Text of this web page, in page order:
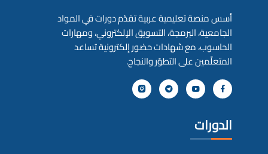
أسس منصة تعليمية عربية تقدّم دورات في المواد
الجامعية، البرمجة، التسويق الإلكتروني، ومهارات
الحاسوب، مع شهادات حضور إلكترونية تساعد
المتعلّمين على التطوّر والنجاح.
الدورات